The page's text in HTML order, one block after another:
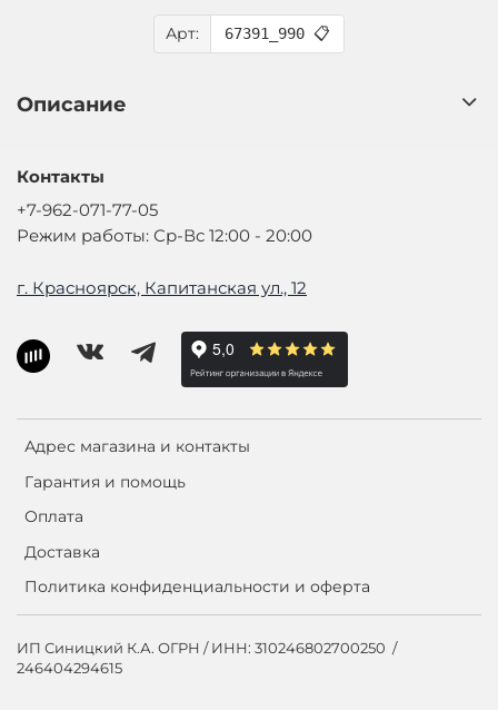
Арт: 67391_990 📋
Описание
Адрес магазина и контакты
Гарантия и помощь
Оплата
Доставка
Политика конфиденциальности и оферта
Контакты
+7-962-071-77-05
Режим работы: Ср-Вс 12:00 - 20:00
г. Красноярск, Капитанская ул., 12
ИП Синицкий К.А. ОГРН / ИНН: 310246802700250 /
246404294615